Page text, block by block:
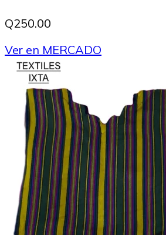
Q250.00
Ver en MERCADO